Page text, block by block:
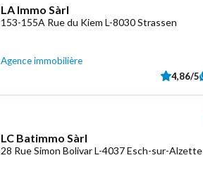
LA Immo Sàrl
153-155A Rue du Kiem L-8030 Strassen
Agence immobilière
4,86/5
LC Batimmo Sàrl
28 Rue Simon Bolivar L-4037 Esch-sur-Alzette